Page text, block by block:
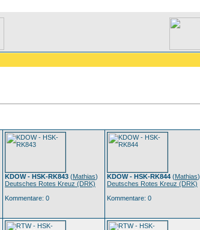
KDOW - HSK-RK843 (Mathias)
Deutsches Rotes Kreuz (DRK)
Kommentare: 0
KDOW - HSK-RK844 (Mathias)
Deutsches Rotes Kreuz (DRK)
Kommentare: 0